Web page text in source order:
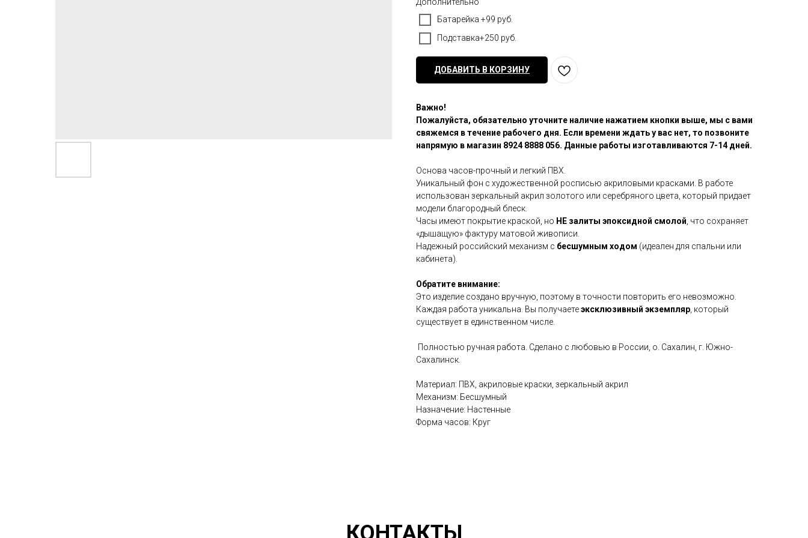
Дополнительно
Батарейка +99 руб.
Подставка+250 руб.
ДОБАВИТЬ В КОРЗИНУ
Важно!
Пожалуйста, обязательно уточните наличие нажатием кнопки выше, мы с вами
свяжемся в течение рабочего дня. Если времени ждать у вас нет, то позвоните
напрямую в магазин 8924 8888 056. Данные работы изготавливаются 7-14 дней.
Основа часов-прочный и легкий ПВХ.
Уникальный фон с художественной росписью акриловыми красками. В работе
использован зеркальный акрил золотого или серебряного цвета, который придает
модели благородный блеск.
Часы имеют покрытие краской, но НЕ залиты эпоксидной смолой, что сохраняет
«дышащую» фактуру матовой живописи.
Надежный российский механизм с бесшумным ходом (идеален для спальни или
кабинета).
Обратите внимание:
Это изделие создано вручную, поэтому в точности повторить его невозможно.
Каждая работа уникальна. Вы получаетеэксклюзивный экземпляр, который
существует в единственном числе.
Полностью ручная работа. Сделано с любовью в России, о. Сахалин, г. Южно-
Сахалинск.
Материал: ПВХ, акриловые краски, зеркальный акрил
Механизм: Бесшумный
Назначение: Настенные
Форма часов: Круг